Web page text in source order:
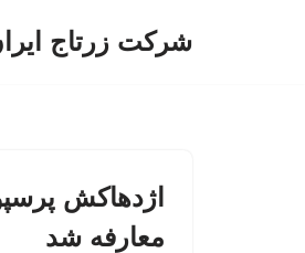
شرکت زرتاج
اژدهاکش
معارفه شد